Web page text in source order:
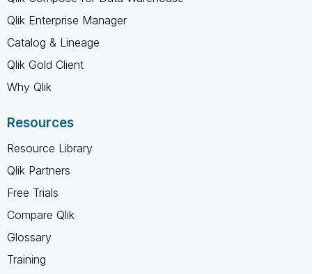
Qlik Enterprise Manager
Catalog & Lineage
Qlik Gold Client
Why Qlik
Resources
Resource Library
Qlik Partners
Free Trials
Compare Qlik
Glossary
Training